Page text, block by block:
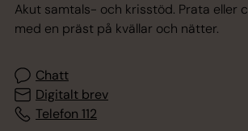
Akut samtals- och krisstöd. Prata eller
med en präst på kvällar och nätter.
Chatt
Digitalt brev
Telefon 112